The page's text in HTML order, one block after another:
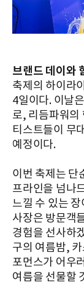
브랜드 데이와
축제의 하이라
4일이다. 이날
로, 리듬파워의
티스트들이 무
예정이다.
이번 축제는 단
프라인을 넘나
느낄 수 있는
사장은 방문객
경험을 선사하
구의 여름밤,
포먼스가 어우
여름을 선물할